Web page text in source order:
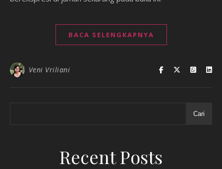
BACA SELENGKAPNYA
Veni Vriliani
Cari
Recent Posts